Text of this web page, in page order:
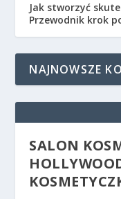
Jak stworzyć
Przewodnik krok
NAJNOWSZE
SALON